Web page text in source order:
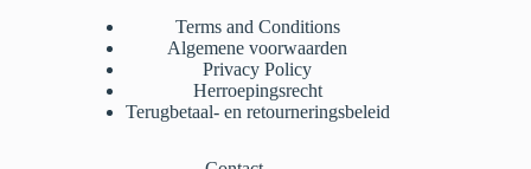
Terms and Conditions
Algemene voorwaarden
Privacy Policy
Herroepingsrecht
Terugbetaal- en retourneringsbeleid